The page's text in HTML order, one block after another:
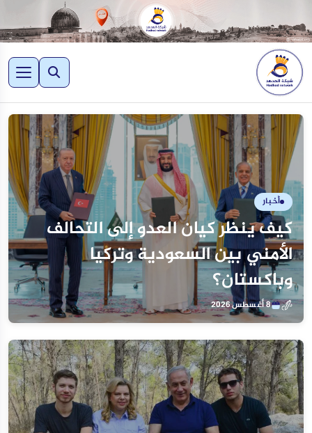
أخبار
كيف ينظر كيان العدو إلى التحالف
الأمني بين السعودية وتركيا
وباكستان؟
8 أغسطس 2026